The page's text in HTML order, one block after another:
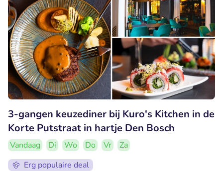
3-gangen keuzediner bij Kuro's Kitchen in de
Korte Putstraat in hartje Den Bosch
Vandaag Di Wo Do Vr
Za
Erg populaire deal